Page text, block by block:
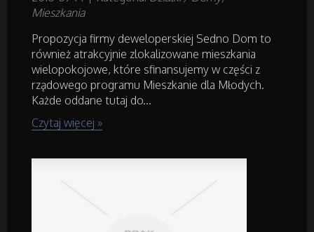
Podróże
Wypoczynek
Kosmetyki
Mieszkania
Propozycja firmy deweloperskiej Sedno Dom to
również atrakcyjnie zlokalizowane mieszkania
wielopokojowe, które sfinansujemy w części z
rządowego programu Mieszkanie dla Młodych.
Każde oddane tutaj do...
Czytaj więcej »